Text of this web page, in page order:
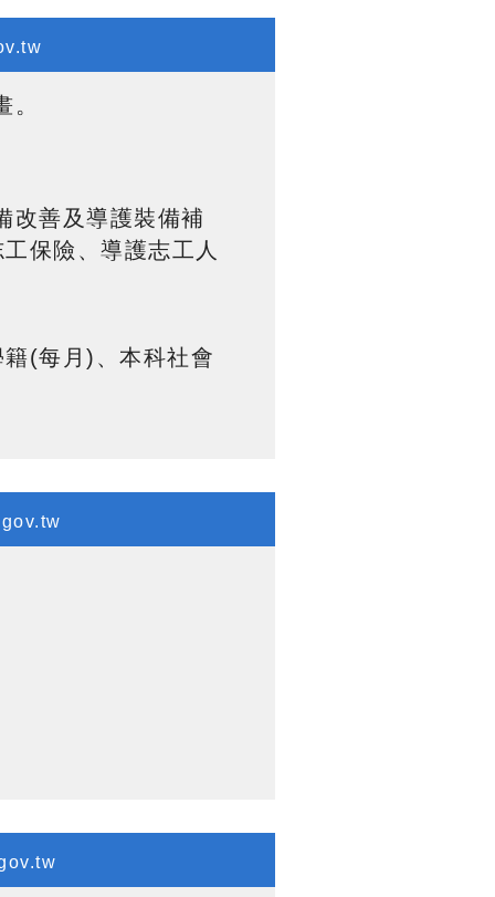
。
改善及導護裝備補
保險、導護志工人
(每月)、本科社會